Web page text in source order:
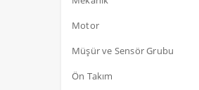
Motor
Müşür ve Sensör Grubu
Ön Takım